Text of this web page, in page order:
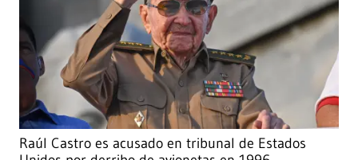
Raúl Castro es acusado en tribunal de Estados